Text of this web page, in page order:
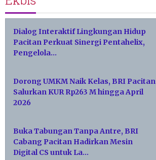
Dialog Interaktif Lingkungan Hidup
Pacitan Perkuat Sinergi Pentahelix,
Pengelola…
Dorong UMKM Naik Kelas, BRI Pacitan
Salurkan KUR Rp263 M hingga April
2026
Buka Tabungan Tanpa Antre, BRI
Cabang Pacitan Hadirkan Mesin
Digital CS untuk La…